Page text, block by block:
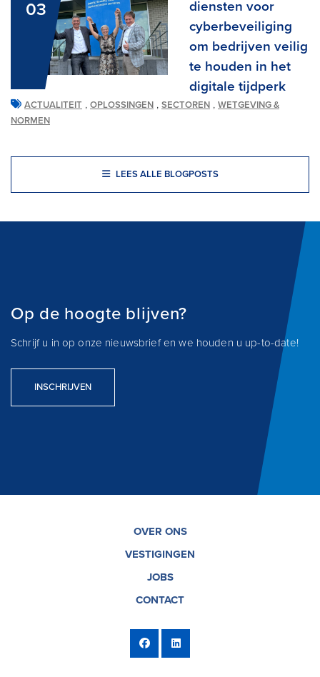
03
diensten voor
cyberbeveiliging
om bedrijven veilig
te houden in het
digitale tijdperk
ACTUALITEIT , OPLOSSINGEN , SECTOREN , WETGEVING &
NORMEN
LEES ALLE BLOGPOSTS
Op de hoogte blijven?
Schrijf u in op onze nieuwsbrief en we houden u up-to-date!
INSCHRIJVEN
OVER ONS
VESTIGINGEN
JOBS
CONTACT